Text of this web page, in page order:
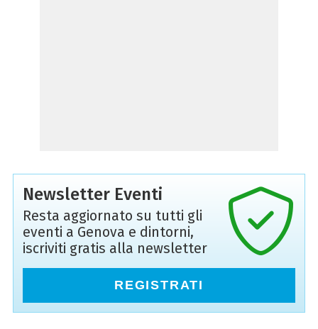
Newsletter Eventi
Resta aggiornato su tutti gli
eventi a Genova e dintorni,
iscriviti gratis alla newsletter
REGISTRATI